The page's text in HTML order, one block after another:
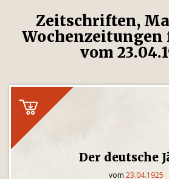
Zeitschriften,
Wochenzeitungen
vom
Der deutsche
vom 23.04.1925